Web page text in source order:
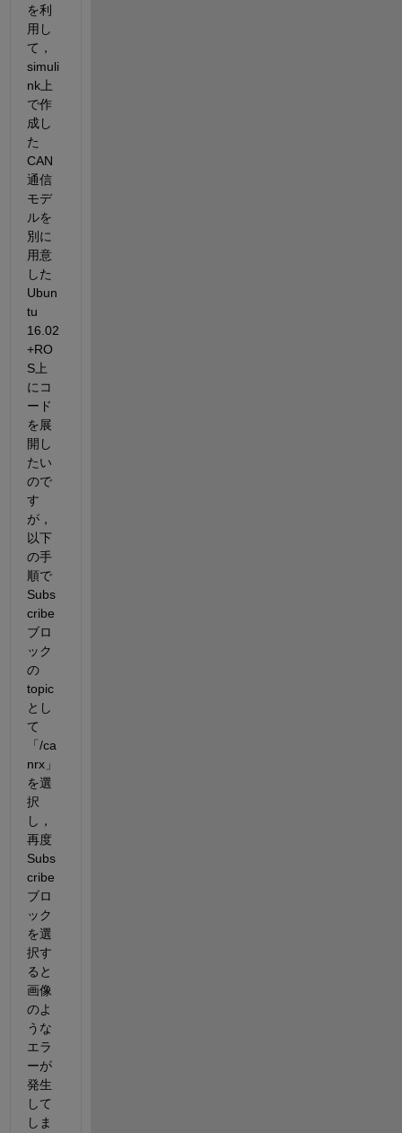
を利
用し
て，
simuli
nk上
で作
成し
た
CAN
通信
モデ
ルを
別に
用意
した
Ubun
tu
16.02
+RO
S上
にコ
ード
を展
開し
たい
ので
す
が，
以下
の手
順で
Subs
cribe
ブロ
ック
の
topic
とし
て
「/ca
nrx」
を選
択
し，
再度
Subs
cribe
ブロ
ック
を選
択す
ると
画像
のよ
うな
エラ
ーが
発生
して
しま